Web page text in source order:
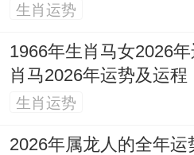
生肖运势
1966年生肖马女2026
肖马2026年运势及运程
生肖运势
2026年属龙人的全年